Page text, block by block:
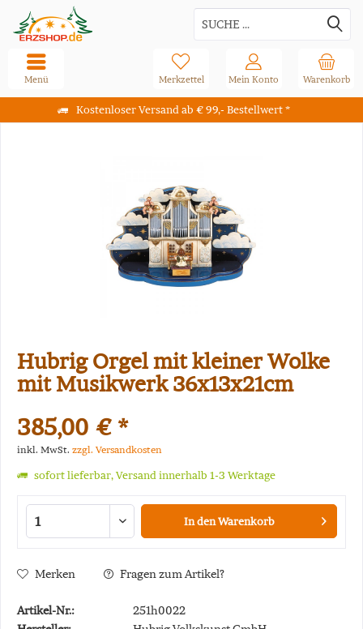
Kostenloser Versand ab € 99,- Bestellwert *
Warenkorb
Merkzettel Mein Konto
Menü
Hubrig Orgel mit kleiner Wolke
mit Musikwerk 36x13x21cm
385,00 € *
inkl. MwSt. zzgl. Versandkosten
sofort lieferbar, Versand innerhalb 1-3 Werktage
In denWarenkorb
Merken Fragen zum Artikel?
Artikel-Nr.:
251h0022